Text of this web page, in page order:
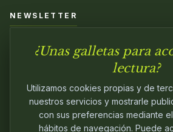
NEWSLETTER
Únete a nuestra comunidad y sé el
¿Unas galletas para
lectura?
Utilizamos cookies propias y de
nuestros servicios y mostrarle
con sus preferencias mediante
hábitos de navegación. Puede